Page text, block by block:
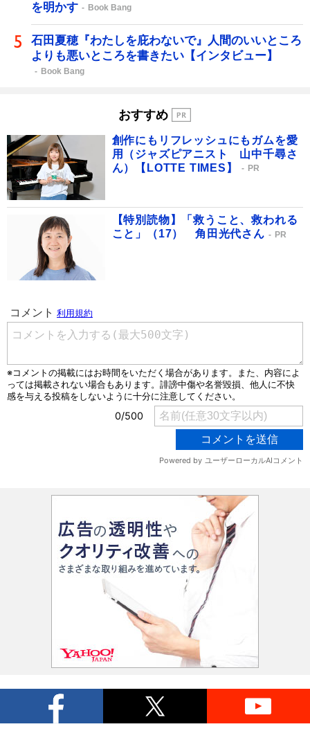
を明かす
Book Bang
石田夏穂『わたしを庇わないで』人間のいいところ
よりも悪いところを書きたい【インタビュー】
Book Bang
おすすめ
創作にもリフレッシュにもガムを愛
用（ジャズピアニスト 山中千尋さ
ん）【LOTTE TIMES】
PR
【特別読物】「救うこと、救われる
こと」（17） 角田光代さん
PR